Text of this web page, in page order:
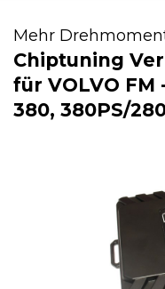
Mehr
Chiptuning
für VOLVO FM
380, 380PS/